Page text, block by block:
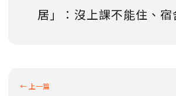
居」：沒上課不能住、